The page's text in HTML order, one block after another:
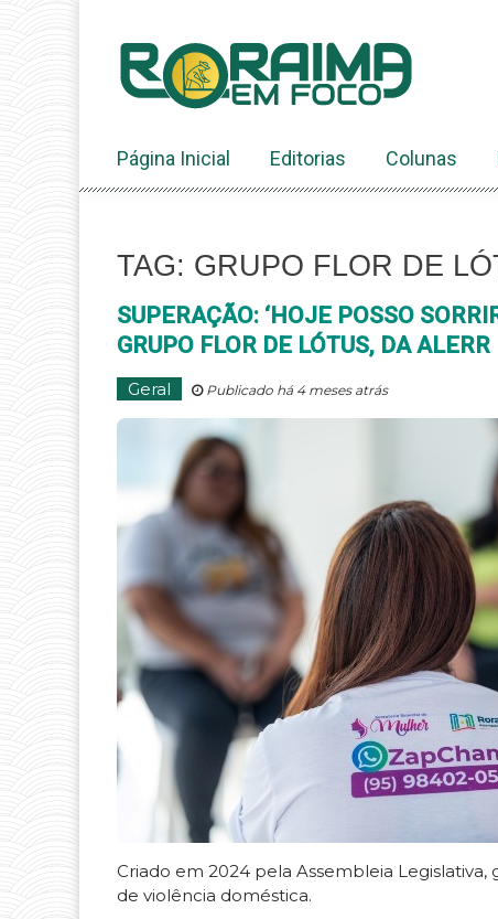
conteúdo
Página Inicial Editorias Colunas
TAG: GRUPO FLOR DE
SUPERAÇÃO: ‘HOJE POSSO
GRUPO FLOR DE LÓTUS, DA ALERR
Geral Publicado há 4 meses atrás
Criado em 2024 pela Assembleia
de violência doméstica.